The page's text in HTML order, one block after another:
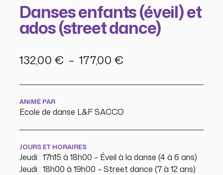
Danses enfants (éveil) et
ados (street dance)
132,00 € – 177,00 €Plage
132,00 €
ANIMÉ PAR
Ecole de danse L&F SACCO
JOURS ET HORAIRES
Jeudi : 17h15 à 18h00 – Éveil à la danse (4 à 6 ans)
Jeudi : 18h00 à 19h00 – Street dance (7 à 12 ans)